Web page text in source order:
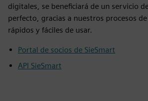
digitales, se beneficiará de un servicio
perfecto, gracias a nuestros procesos
rápidos y fáciles de usar.
Portal de socios de SieSmart
API SieSmart